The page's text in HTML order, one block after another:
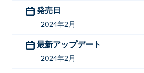
Disillusion: Flora&Fauna
The Wardrobe
、Forgotten Hill: The
Wardrobe 4、Forgotten Hill
Little Cabin in the Woods
発売日
2024年2月
最新アップデート
2024年2月